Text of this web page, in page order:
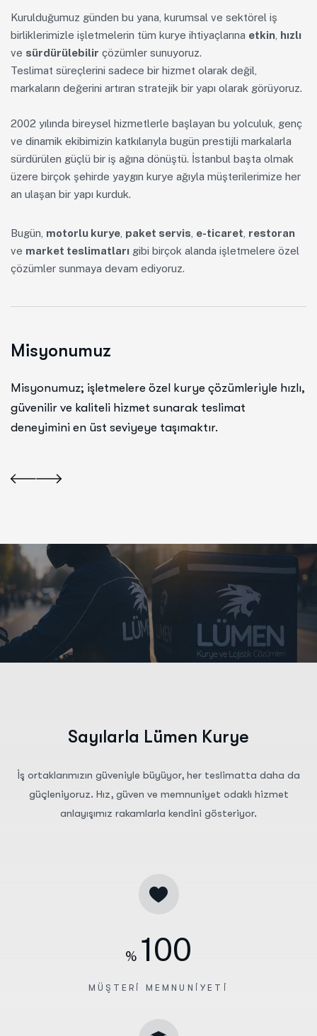
Kurulduğumuz günden bu yana, kurumsal ve sektörel iş
birliklerimizle işletmelerin tüm kurye ihtiyaçlarına etkin hızlı
ve sürdürülebilir çözümler sunuyoruz.
Teslimat süreçlerini sadece bir hizmet olarak değil,
markaların değerini artıran stratejik bir yapı olarak görüyoruz.
2002 yılında bireysel hizmetlerle başlayan bu yolculuk, genç
ve dinamik ekibimizin katkılarıyla bugün prestijli markalarla
sürdürülen güçlü bir iş ağına dönüştü. İstanbul başta olmak
üzere birçok şehirde yaygın kurye ağıyla müşterilerimize her
an ulaşan bir yapı kurduk.
Bugün, motorlu kurye paket servis e-ticaret restoran
ve market teslimatları gibi birçok alanda işletmelere özel
çözümler sunmaya devam ediyoruz.
Misyonumuz
Misyonumuz; işletmelere özel kurye çözümleriyle hızlı,
güvenilir ve kaliteli hizmet sunarak teslimat
deneyimini en üst seviyeye taşımaktır.
Sayılarla Lümen Kurye
İş ortaklarımızın güveniyle büyüyor, her teslimatta daha da
güçleniyoruz. Hız, güven ve memnuniyet odaklı hizmet
anlayışımız rakamlarla kendini gösteriyor.
% 100
MÜŞTERI MEMNUNIYETI